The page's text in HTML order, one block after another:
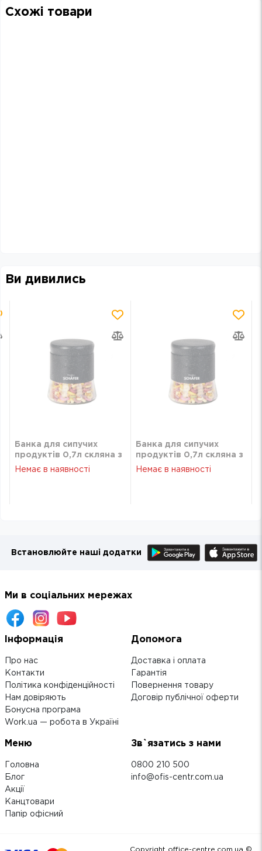
Схожі товари
Ви дивились
Банка для сипучих
продуктів 0,7л скляна з
металевою кришкою
Немає в наявності
Банка для сипучих
продуктів 0,7л скляна з
металевою кришкою
Немає в наявності
Встановлюйте наші додатки
Ми в соціальних мережах
Інформація
Про нас
Контакти
Політика конфіденційності
Нам довіряють
Бонусна програма
Work.ua — робота в Україні
Допомога
Доставка і оплата
Гарантія
Повернення товару
Договір публічної оферти
Меню
Головна
Блог
Акції
Канцтовари
Папір офісний
Зв`язатись з нами
0800 210 500
info@ofis-centr.com.ua